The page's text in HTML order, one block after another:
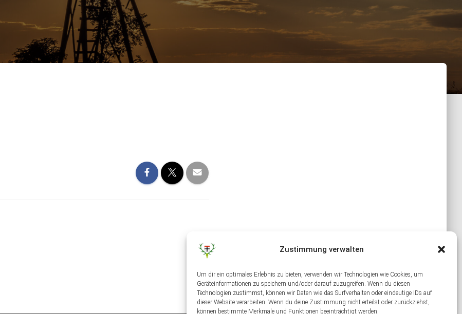
Zustimmung verwalten
Um dir ein optimales Erlebnis zu bieten, verwenden wir Technologien wie Cookies, um
Geräteinformationen zu speichern und/oder darauf zuzugreifen. Wenn du diesen
Technologien zustimmst, können wir Daten wie das Surfverhalten oder eindeutige IDs auf
dieser Website verarbeiten. Wenn du deine Zustimmung nicht erteilst oder zurückziehst,
können bestimmte Merkmale und Funktionen beeinträchtigt werden.